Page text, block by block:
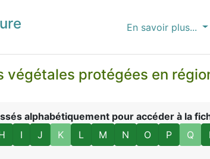
En savoir plus...
végétales protégées en
alphabétiquement pour accéder à la
I J K L M N O P Q